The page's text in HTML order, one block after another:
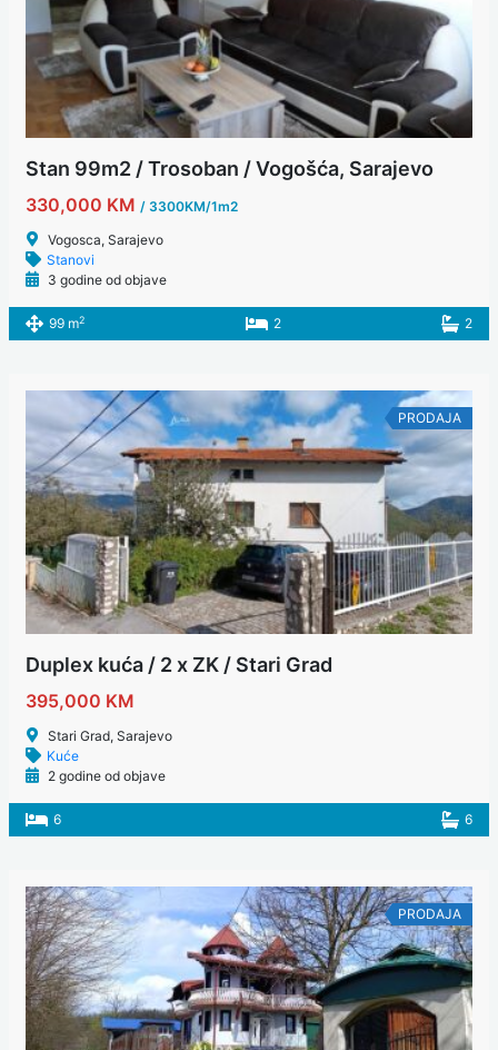
Stan 99m2 / Trosoban / Vogošća, Sarajevo
330,000 KM/ 3300KM/1m2
Vogosca, Sarajevo
Stanovi
3 godine od objave
99 m2 2 2
PRODAJA
Duplex kuća / 2 x ZK / Stari Grad
395,000 KM
Stari Grad, Sarajevo
Kuće
2 godine od objave
6 6
PRODAJA